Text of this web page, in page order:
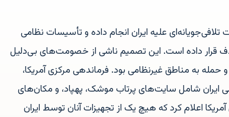
تلافی‌جویانه‌ای علیه ایران انجام داده و تأسیسات نظامی
قرار داده است. این تصمیم ناشی از خصومت‌های بی‌دلیل
حمله به مناطق غیرنظامی بود. فرماندهی مرکزی آمریکا،
ایران شامل سایت‌های پرتاب موشک، پهپاد، و مکان‌های
اعلام کرد که هیچ یک از تجهیزات آنان توسط ایران